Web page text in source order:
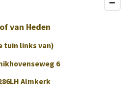
van Heden
tuin links van)
6
Almkerk